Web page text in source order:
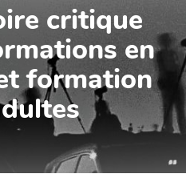
critique
en
formation